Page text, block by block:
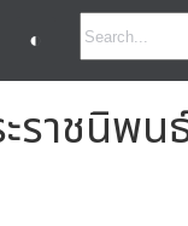
◐
ราชนิพ